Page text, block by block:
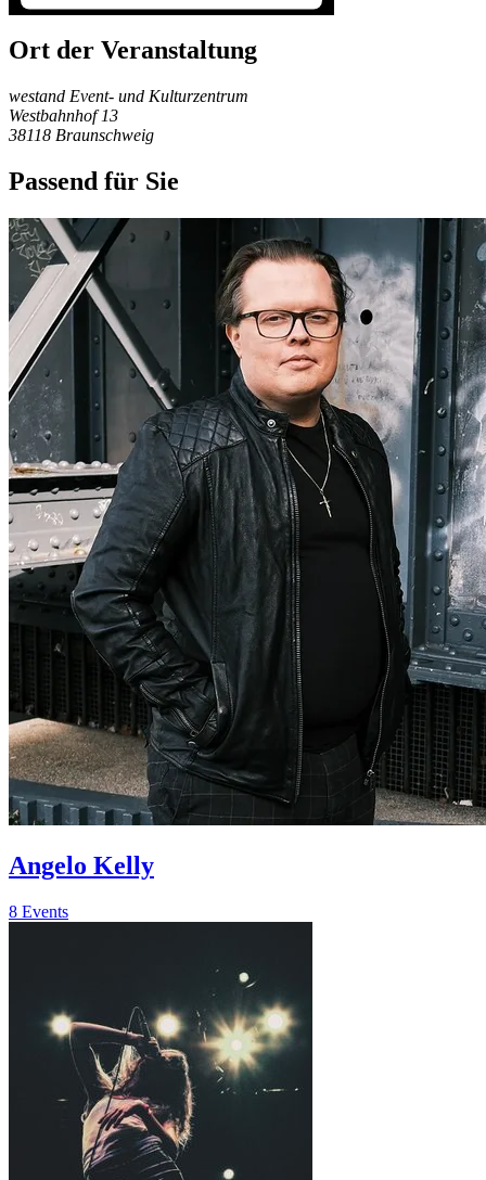
Ort der Veranstaltung
westand Event- und Kulturzentrum
Westbahnhof 13
38118 Braunschweig
Passend für Sie
Angelo Kelly
8 Events